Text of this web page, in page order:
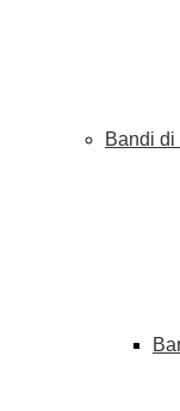
Bandi